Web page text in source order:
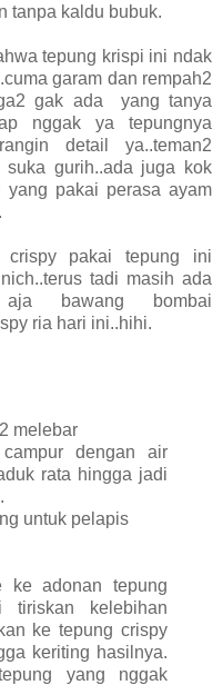
tanpa kaldu bubuk.
tepung krispi ini ndak
garam dan rempah2
gak ada yang tanya
nggak ya tepungnya
detail ya..teman2
gurih..ada juga kok
pakai perasa ayam
pakai tepung ini
tadi masih ada
bawang bombai
ria hari ini..hihi.
melebar
dengan air
rata hingga jadi
untuk pelapis
ke adonan tepung
tiriskan kelebihan
ke tepung crispy
keriting hasilnya.
yang nggak